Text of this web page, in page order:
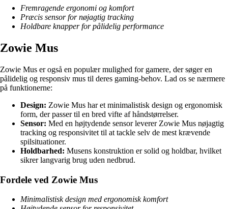
Fremragende ergonomi og komfort
Præcis sensor for nøjagtig tracking
Holdbare knapper for pålidelig performance
Zowie Mus
Zowie Mus er også en populær mulighed for gamere, der søger en
pålidelig og responsiv mus til deres gaming-behov. Lad os se nærmere
på funktionerne:
Design: Zowie Mus har et minimalistisk design og ergonomisk
form, der passer til en bred vifte af håndstørrelser.
Sensor: Med en højtydende sensor leverer Zowie Mus nøjagtig
tracking og responsivitet til at tackle selv de mest krævende
spilsituationer.
Holdbarhed: Musens konstruktion er solid og holdbar, hvilket
sikrer langvarig brug uden nedbrud.
Fordele ved Zowie Mus
Minimalistisk design med ergonomisk komfort